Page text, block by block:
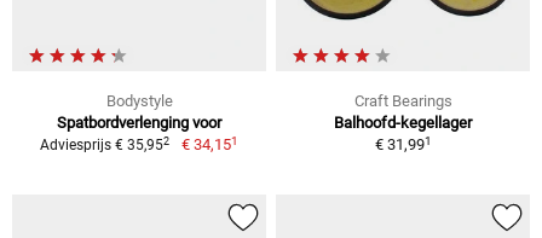
Bodystyle
Spatbordverlenging voor
Adviesprijs € 35,952 € 34,151
Craft Bearings
Balhoofd-kegellager
€ 31,991